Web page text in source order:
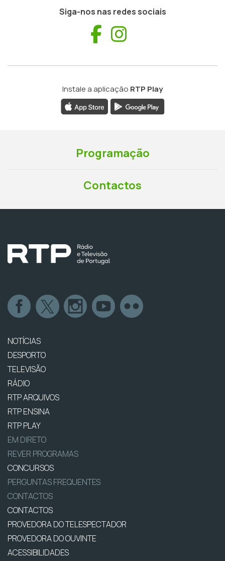
Siga-nos nas redes sociais
Facebook
Instale a aplicação RTP Play
Programação
Contactos
NOTÍCIAS
DESPORTO
TELEVISÃO
RÁDIO
RTP ARQUIVOS
RTP ENSINA
RTP PLAY
EM DIRETO
REVER PROGRAMAS
CONCURSOS
PERGUNTAS FREQUENTES
CONTACTOS
CONTACTOS
PROVEDORA DO TELESPECTADOR
PROVEDORA DO OUVINTE
ACESSIBILIDADES